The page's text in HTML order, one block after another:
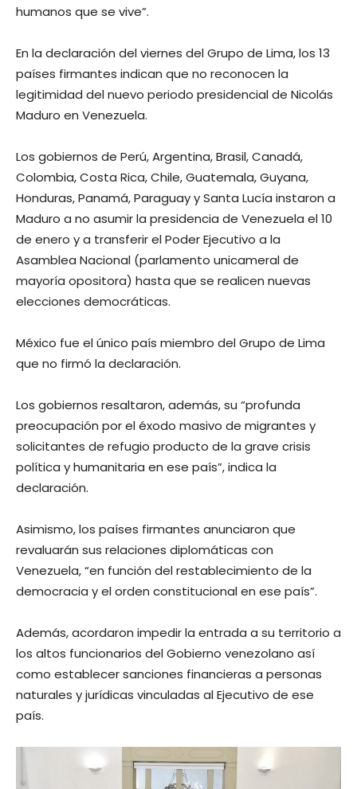
humanos que se vive”.
En la declaración del viernes del Grupo de Lima, los 13
países firmantes indican que no reconocen la
legitimidad del nuevo periodo presidencial de Nicolás
Maduro en Venezuela.
Los gobiernos de Perú, Argentina, Brasil, Canadá,
Colombia, Costa Rica, Chile, Guatemala, Guyana,
Honduras, Panamá, Paraguay y Santa Lucía instaron a
Maduro a no asumir la presidencia de Venezuela el 10
de enero y a transferir el Poder Ejecutivo a la
Asamblea Nacional (parlamento unicameral de
mayoría opositora) hasta que se realicen nuevas
elecciones democráticas.
México fue el único país miembro del Grupo de Lima
que no firmó la declaración.
Los gobiernos resaltaron, además, su “profunda
preocupación por el éxodo masivo de migrantes y
solicitantes de refugio producto de la grave crisis
política y humanitaria en ese país”, indica la
declaración.
Asimismo, los países firmantes anunciaron que
revaluarán sus relaciones diplomáticas con
Venezuela, “en función del restablecimiento de la
democracia y el orden constitucional en ese país”.
Además, acordaron impedir la entrada a su territorio a
los altos funcionarios del Gobierno venezolano así
como establecer sanciones financieras a personas
naturales y jurídicas vinculadas al Ejecutivo de ese
país.